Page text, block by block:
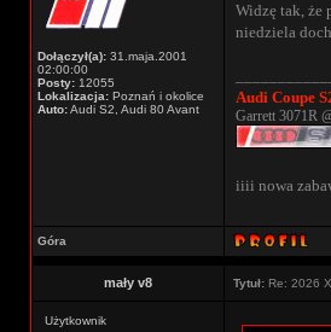
Dołączył(a): 31.maja.2001
02:00:00
Posty: 12055
Lokalizacja: Poznań i okolice
Auto:Audi S2, Audi 80 Avant
Widzę tak, że
niedziela
Audi Coupe
Garrett 3071R
iiii nowa
Góra
mały v8 Tytuł: Re: 2026
Użytkownik